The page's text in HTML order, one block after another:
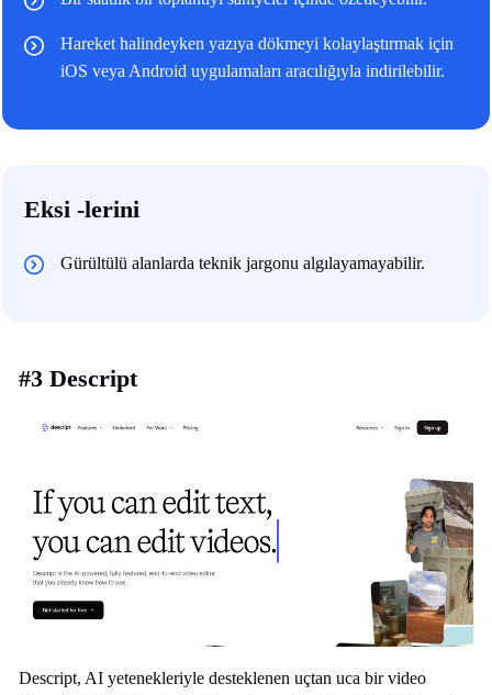
Hareket halindeyken yazıya dökmeyi kolaylaştırmak için
iOS veya Android uygulamaları aracılığıyla indirilebilir.
Eksi -lerini
Gürültülü alanlarda teknik jargonu algılayamayabilir.
#3 Descript
Descript, AI yetenekleriyle desteklenen uçtan uca bir video